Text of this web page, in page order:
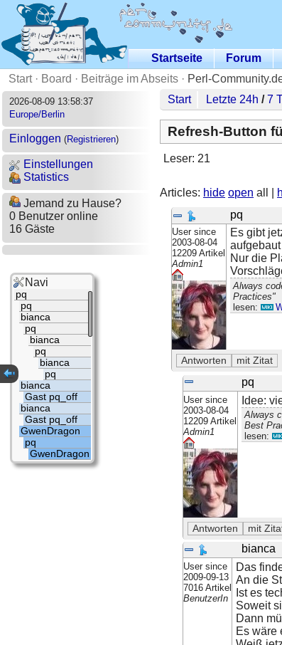
Startseite Forum
Start· Board · Beiträge im Abseits · Perl-
2026-08-09 13:58:37
Europe/Berlin
Einloggen (Registrieren)
Einstellungen
Statistics
Jemand zu Hause?
0 Benutzer online
16 Gäste
Start Letzte 24h /7
Refresh-Button
Leser: 21
Articles: hide open all |
pq
User since
2003-08-04
12209 Artikel
Admin1
Es gibt
Nur die
Always
Practices"
lesen:
pq
User since
2003-08-04
12209 Artikel
Admin1
Idee:
Always
Best
lesen:
bianca
User since
2009-09-13
7016 Artikel
BenutzerIn
Das
An die
Ist es
Soweit
Dann
Es wäre
Navi
pq
pq
bianca
pq
bianca
pq
bianca
pq
bianca
Gast pq_off
bianca
Gast pq_off
GwenDragon
pq
GwenDragon